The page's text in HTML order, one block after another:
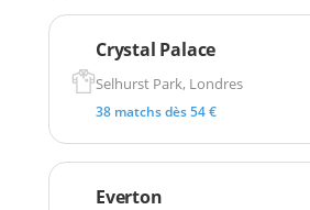
Crystal Palace
Selhurst Park, Londres
38 matchs dès 54 €
Everton